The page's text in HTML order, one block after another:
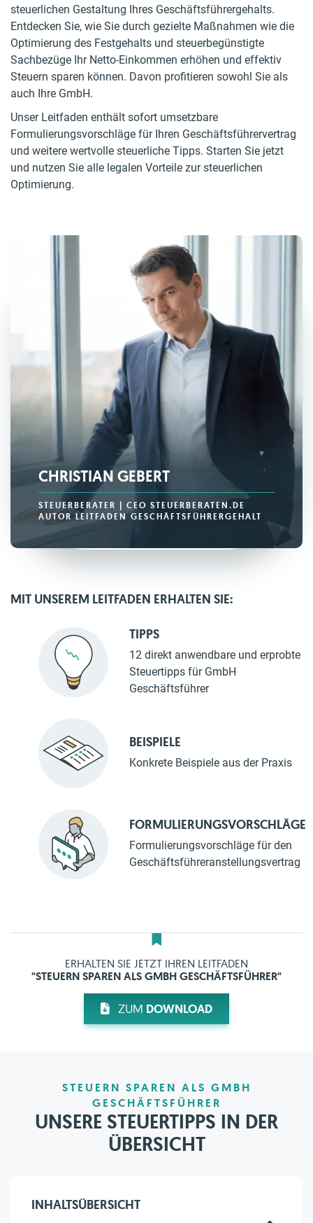
steuerlichen Gestaltung Ihres Geschäftsführergehalts.
Entdecken Sie, wie Sie durch gezielte Maßnahmen wie die
Optimierung des Festgehalts und steuerbegünstigte
Sachbezüge Ihr Netto-Einkommen erhöhen und effektiv
Steuern sparen können. Davon profitieren sowohl Sie als
auch Ihre GmbH.
Unser Leitfaden enthält sofort umsetzbare
Formulierungsvorschläge für Ihren Geschäftsführervertrag
und weitere wertvolle steuerliche Tipps. Starten Sie jetzt
und nutzen Sie alle legalen Vorteile zur steuerlichen
Optimierung.
CHRISTIAN GEBERT
STEUERBERATER | CEO STEUERBERATEN.DE
AUTOR LEITFADEN GESCHÄFTSFÜHRERGEHALT
MIT UNSEREM LEITFADEN ERHALTEN SIE:
TIPPS
12 direkt anwendbare und erprobte
Steuertipps für GmbH
Geschäftsführer
BEISPIELE
Konkrete Beispiele aus der Praxis
FORMULIERUNGSVORSCHLÄGE
Formulierungsvorschläge für den
Geschäftsführeranstellungsvertrag
ERHALTEN SIE JETZT IHREN LEITFADEN
"STEUERN SPAREN ALS GMBH GESCHÄFTSFÜHRER"
ZUM DOWNLOAD
STEUERN SPAREN ALS GMBH
GESCHÄFTSFÜHRER
UNSERE STEUERTIPPS IN DER
ÜBERSICHT
INHALTSÜBERSICHT